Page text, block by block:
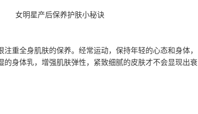
女明星产后保养护肤小秘诀
重全身肌肤的保养。经常运动，保持年轻的心态和身体，
的身体乳，增强肌肤弹性，紧致细腻的皮肤才不会显现出衰